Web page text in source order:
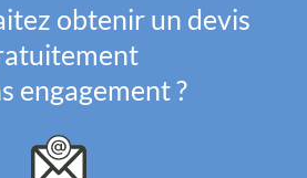
obtenir un devis
engagement ?